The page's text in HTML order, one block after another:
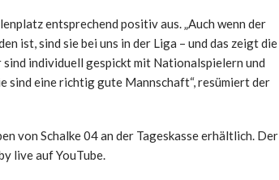
entsprechend positiv aus. „Auch wenn der
ist, sind sie bei uns in der Liga – und das zeigt die
individuell gespickt mit Nationalspielern und
sind eine richtig gute Mannschaft“, resümiert der
von Schalke 04 an der Tageskasse erhältlich. Der
live auf YouTube.